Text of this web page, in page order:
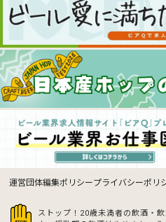
運営団体編集ポリシープライバシーポリ
ストップ！20歳未満者の飲酒・